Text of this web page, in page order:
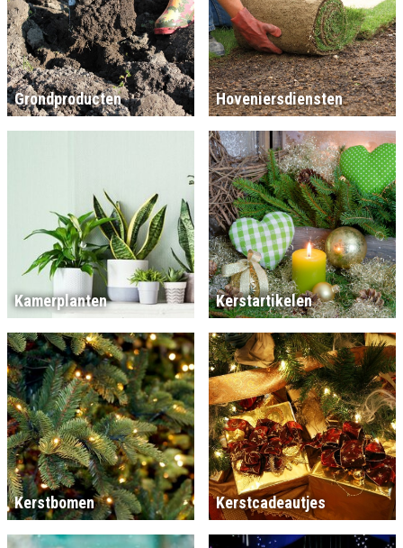
Grondproducten Hoveniersdiensten
Kamerplanten Kerstartikelen
Kerstbomen Kerstcadeautjes